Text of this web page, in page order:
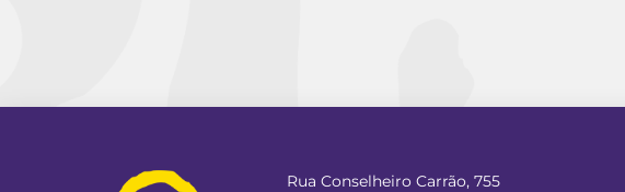
Rua Conselheiro Carrão, 755